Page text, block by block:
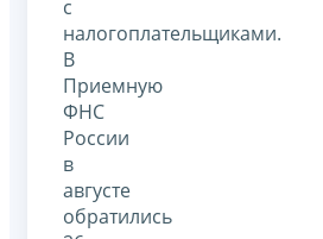
с
налогоплательщиками.
В
Приемную
ФНС
России
в
августе
обратились